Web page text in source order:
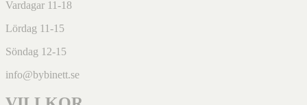
Vardagar 11-18
Lördag 11-15
Söndag 12-15
info@bybinett.se